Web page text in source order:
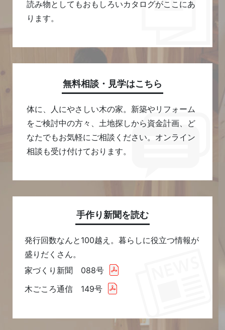
読み物としてもおもしろいカタログがここにあ
ります。
無料相談・見学はこちら
体に、人にやさしい木の家。新築やリフォーム
をご検討中の方々、土地探しから資金計画、ど
なたでもお気軽にご相談ください。オンライン
相談も受け付けております。
手作り新聞を読む
発行回数なんと100越え。暮らしに役立つ情報が
盛りだくさん。
家づくり新聞 088号
木ごころ通信 149号